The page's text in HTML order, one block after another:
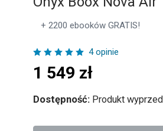
+ 2200 ebooków GRATIS!
4 opinie
1 549 zł
Dostępność: Produkt